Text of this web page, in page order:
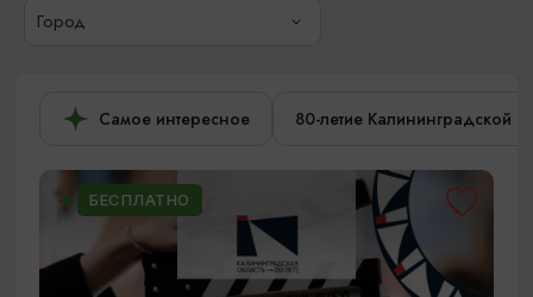
Город
Самое интересное 80-летие Калининградской
БЕСПЛАТНО